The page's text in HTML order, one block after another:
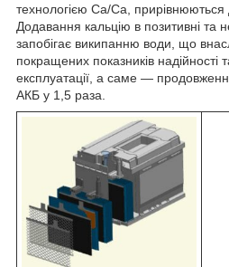
технологією Ca/Ca,
Додавання кальцію в позитивні та
запобігає википанню води, що
покращених показників надійності
експлуатації, а саме —
АКБ у 1,5 раза.